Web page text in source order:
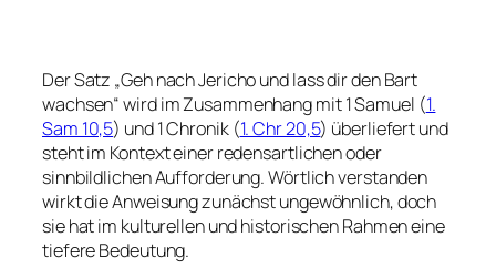
Der Satz „Geh nach Jericho und lass dir den Bart
wachsen“ wird im Zusammenhang mit 1 Samuel (1.
Sam 10,5) und 1 Chronik (1. Chr 20,5) überliefert und
steht im Kontext einer redensartlichen oder
sinnbildlichen Aufforderung. Wörtlich verstanden
wirkt die Anweisung zunächst ungewöhnlich, doch
sie hat im kulturellen und historischen Rahmen eine
tiefere Bedeutung.